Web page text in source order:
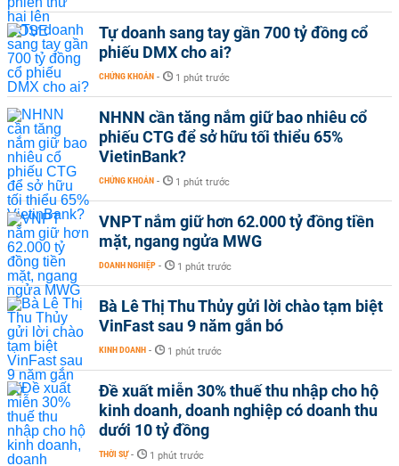
Tự doanh sang tay gần 700 tỷ đồng cổ
phiếu DMX cho ai?
CHỨNG KHOÁN - 1 phút trước
NHNN cần tăng nắm giữ bao nhiêu cổ
phiếu CTG để sở hữu tối thiểu 65%
VietinBank?
CHỨNG KHOÁN - 1 phút trước
VNPT nắm giữ hơn 62.000 tỷ đồng tiền
mặt, ngang ngửa MWG
DOANH NGHIỆP - 1 phút trước
Bà Lê Thị Thu Thủy gửi lời chào tạm biệt
VinFast sau 9 năm gắn bó
KINH DOANH - 1 phút trước
Đề xuất miễn 30% thuế thu nhập cho hộ
kinh doanh, doanh nghiệp có doanh thu
dưới 10 tỷ đồng
THỜI SỰ - 1 phút trước